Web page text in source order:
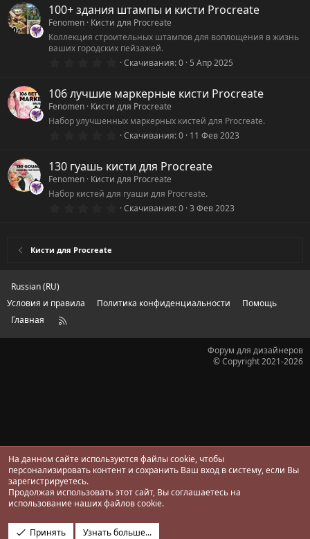
0
з
в
ё
з
100+ здания штампы и кисти Procreate
Fenomen Кисти для Procreate
Коллекция строительных штампов для воплощения в жизнь
ваших городских пейзажей.
0
0
з
в
ё
д
Скачивания 0 5 Апр 2025
106 лучшие маркерные кисти Procreate
Fenomen Кисти для Procreate
Набор улучшенных маркерных кистей для Procreate.
0
0
з
в
ё
д
Скачивания 0 11 Фев 2023
130 гуашь кисти для Procreate
Fenomen Кисти для Procreate
Набор кистей для гуаши для Procreate.
0Скачивания 0 3 Фев 2023
Кисти для Procreate
Russian (RU)
Условия и правила
Политика конфиденциальности
Помощь
Главная
R
Форум для дизайнеров
© Copyright 2021-2026
На данном сайте используются файлы cookie, чтобы
персонализировать контент и сохранить Ваш вход в систему, если Вы
зарегистрируетесь.
Продолжая использовать этот сайт, Вы соглашаетесь на
использование наших файлов cookie.
Принять Узнать больше...